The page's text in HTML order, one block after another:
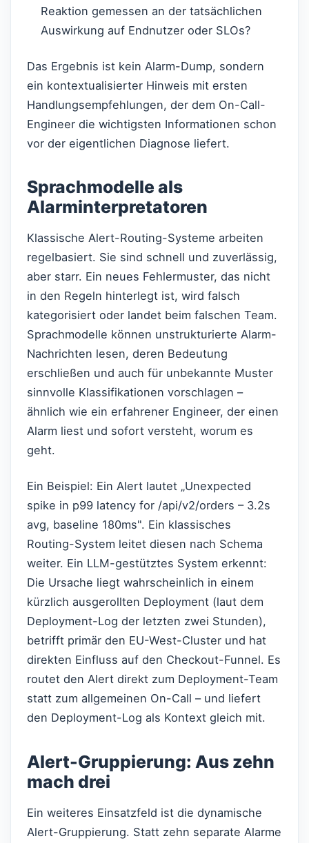
Reaktion gemessen an der tatsächlichen
Auswirkung auf Endnutzer oder SLOs?
Das Ergebnis ist kein Alarm-Dump, sondern
ein kontextualisierter Hinweis mit ersten
Handlungsempfehlungen, der dem On-Call-
Engineer die wichtigsten Informationen schon
vor der eigentlichen Diagnose liefert.
Sprachmodelle als
Alarminterpretatoren
Klassische Alert-Routing-Systeme arbeiten
regelbasiert. Sie sind schnell und zuverlässig,
aber starr. Ein neues Fehlermuster, das nicht
in den Regeln hinterlegt ist, wird falsch
kategorisiert oder landet beim falschen Team.
Sprachmodelle können unstrukturierte Alarm-
Nachrichten lesen, deren Bedeutung
erschließen und auch für unbekannte Muster
sinnvolle Klassifikationen vorschlagen –
ähnlich wie ein erfahrener Engineer, der einen
Alarm liest und sofort versteht, worum es
geht.
Ein Beispiel: Ein Alert lautet „Unexpected
spike in p99 latency for /api/v2/orders – 3.2s
avg, baseline 180ms". Ein klassisches
Routing-System leitet diesen nach Schema
weiter. Ein LLM-gestütztes System erkennt:
Die Ursache liegt wahrscheinlich in einem
kürzlich ausgerollten Deployment (laut dem
Deployment-Log der letzten zwei Stunden),
betrifft primär den EU-West-Cluster und hat
direkten Einfluss auf den Checkout-Funnel. Es
routet den Alert direkt zum Deployment-Team
statt zum allgemeinen On-Call – und liefert
den Deployment-Log als Kontext gleich mit.
Alert-Gruppierung: Aus zehn
mach drei
Ein weiteres Einsatzfeld ist die dynamische
Alert-Gruppierung. Statt zehn separate Alarme